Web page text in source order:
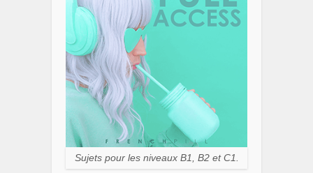
Sujets pour les niveaux B1, B2 et C1.